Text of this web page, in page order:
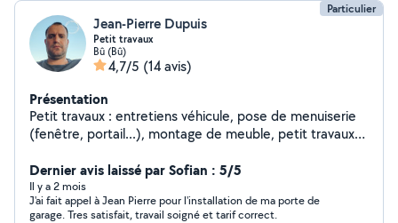
Particulier
Jean-Pierre Dupuis
Petit travaux
Bû (Bû)
4,7/5 (14 avis)
Présentation
Petit travaux : entretiens véhicule, pose de menuiserie
(fenêtre, portail...), montage de meuble, petit travaux
Dernier avis laissé par Sofian : 5/5
Il y a 2 mois
J'ai fait appel à Jean Pierre pour l'installation de ma porte de
garage. Tres satisfait, travail soigné et tarif correct.